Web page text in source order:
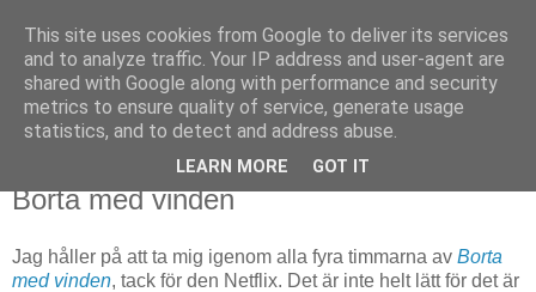
Björn Fritz
vad än som faller mig in
måndag, juli 29, 2013
Borta med vinden
Jag håller på att ta mig igenom alla fyra timmarna av Borta
med vinden, tack för den Netflix. Det är inte helt lätt för det är
This site uses cookies from Google to deliver its services
and to analyze traffic. Your IP address and user-agent are
shared with Google along with performance and security
metrics to ensure quality of service, generate usage
statistics, and to detect and address abuse.
LEARN MORE GOT IT